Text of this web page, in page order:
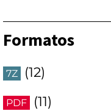
Formatos
7Z (12)
PDF (11)